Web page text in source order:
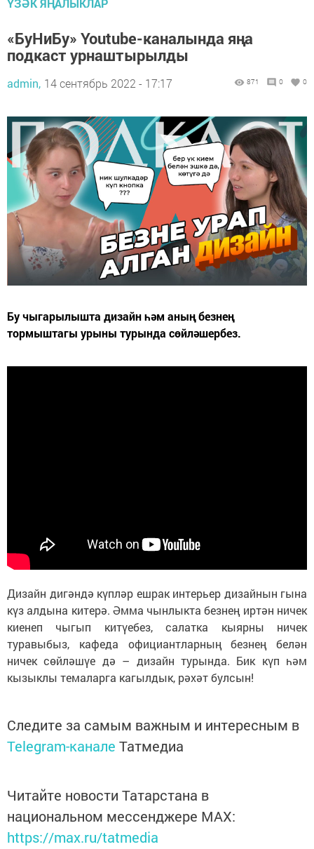
ҮЗӘК ЯҢАЛЫКЛАР
«БуНиБу» Youtube-каналында яңа
подкаст урнаштырылды
admin, 14 сентябрь 2022 - 17:17 871 0 0
Бу чыгарылышта дизайн һәм аның безнең
тормыштагы урыны турында сөйләшербез.
Дизайн дигәндә күпләр ешрак интерьер дизайнын гына
күз алдына китерә. Әмма чынлыкта безнең иртән ничек
киенеп чыгып китүебез, салатка кыярны ничек
туравыбыз, кафеда официантларның безнең белән
ничек сөйләшүе дә – дизайн турында. Бик күп һәм
кызыклы темаларга кагылдык, рәхәт булсын!
Следите за самым важным и интересным в
Telegram-канале Татмедиа
Читайте новости Татарстана в
национальном мессенджере MАХ:
https://max.ru/tatmedia